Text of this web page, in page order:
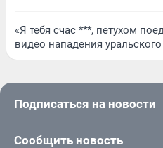
«Я тебя счас ***, петухом
видео нападения
Подписаться на новости
Сообщить новость